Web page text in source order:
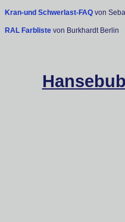
Kran-und Schwerlast-FAQ von
RAL Farbliste von Burkhardt Berlin